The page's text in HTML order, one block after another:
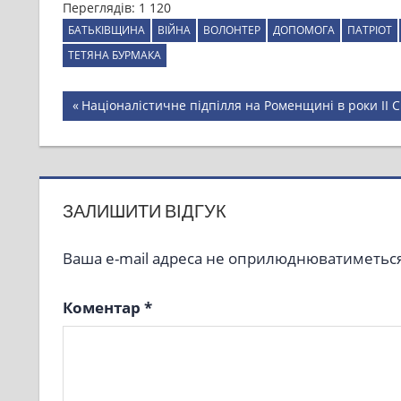
Переглядів: 1 120
БАТЬКІВЩИНА ВІЙНА ВОЛОНТЕР ДОПОМОГА ПАТРІОТ
ТЕТЯНА БУРМАКА
Навігація
записів
Previous
Post:
Націоналістичне підпілля на Роменщині в роки ІІ
ЗАЛИШИТИ ВІДГУК
Ваша e-mail адреса не
Коментар *